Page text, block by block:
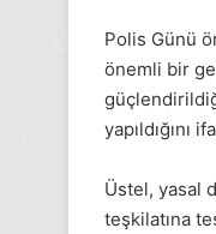
Polis Günü
önemli bir
yapıldığını
Üstel, yasal
teşkilatına